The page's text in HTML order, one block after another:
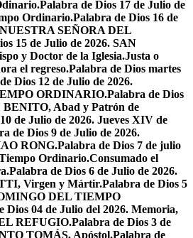
Palabra de Dios 17 de Julio de
Ordinario.Palabra de Dios 16 de
SEÑORA DEL
15 de Julio de 2026. SAN
y Doctor de la Iglesia.Justa o
el regreso.Palabra de Dios martes
Dios 12 de Julio de 2026.
ORDINARIO.Palabra de Dios
BENITO, Abad y Patrón de
de Julio de 2026. Jueves XIV de
de Dios 9 de Julio de 2026.
RONG.Palabra de Dios 7 de julio
Ordinario.Consumado el
Palabra de Dios 6 de Julio de 2026.
Virgen y Mártir.Palabra de Dios 5
DEL TIEMPO
Dios 04 de Julio del 2026. Memoria,
REFUGIO.Palabra de Dios 3 de
TOMÁS, Apóstol.Palabra de